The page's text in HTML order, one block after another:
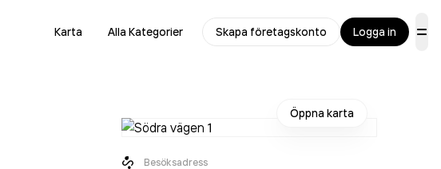
Karta Alla Kategorier Skapa företagskonto Logga in
Öppna karta
Besöksadress